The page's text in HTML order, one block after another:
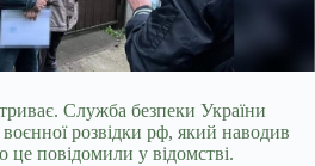
Служба безпеки України
розвідки рф, який наводив
повідомили у відомстві.